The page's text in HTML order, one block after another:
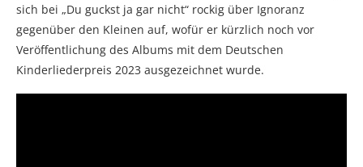
sich bei „Du guckst ja gar nicht“ rockig über Ignoranz
gegenüber den Kleinen auf, wofür er kürzlich noch vor
Veröffentlichung des Albums mit dem Deutschen
Kinderliederpreis 2023 ausgezeichnet wurde.